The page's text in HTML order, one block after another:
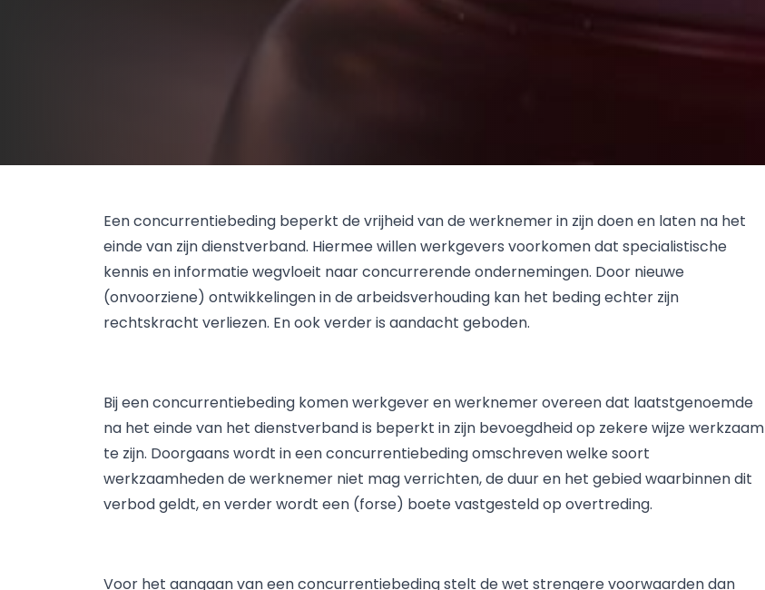
Een concurrentiebeding beperkt de vrijheid van de werknemer in zijn doen en laten na het
einde van zijn dienstverband. Hiermee willen werkgevers voorkomen dat specialistische
kennis en informatie wegvloeit naar concurrerende ondernemingen. Door nieuwe
(onvoorziene) ontwikkelingen in de arbeidsverhouding kan het beding echter zijn
rechtskracht verliezen. En ook verder is aandacht geboden.
Bij een concurrentiebeding komen werkgever en werknemer overeen dat laatstgenoemde
na het einde van het dienstverband is beperkt in zijn bevoegdheid op zekere wijze werkzaam
te zijn. Doorgaans wordt in een concurrentiebeding omschreven welke soort
werkzaamheden de werknemer niet mag verrichten, de duur en het gebied waarbinnen dit
verbod geldt, en verder wordt een (forse) boete vastgesteld op overtreding.
Voor het aangaan van een concurrentiebeding stelt de wet strengere voorwaarden dan